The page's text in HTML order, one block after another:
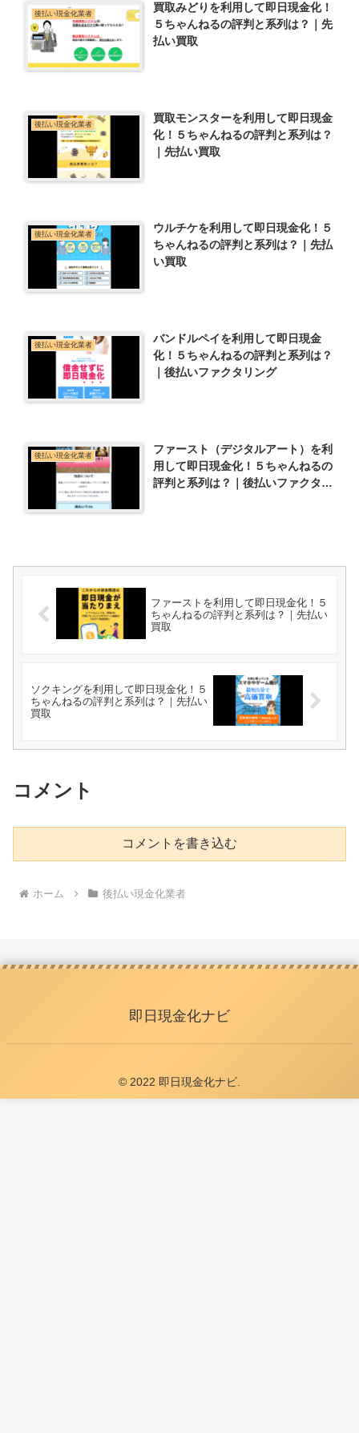
後払い現金化業者
買取みどりを利用して即日現金化！
５ちゃんねるの評判と系列は？｜先
払い買取
後払い現金化業者
買取モンスターを利用して即日現金
化！５ちゃんねるの評判と系列は？
｜先払い買取
後払い現金化業者
ウルチケを利用して即日現金化！５
ちゃんねるの評判と系列は？｜先払
い買取
後払い現金化業者
バンドルペイを利用して即日現金
化！５ちゃんねるの評判と系列は？
｜後払いファクタリング
後払い現金化業者
ファースト（デジタルアート）を利
用して即日現金化！５ちゃんねるの
評判と系列は？｜後払いファクタリ
ファーストを利用して即日現金化！５
ちゃんねるの評判と系列は？｜先払い
買取
ソクキングを利用して即日現金化！５
ちゃんねるの評判と系列は？｜先払い
買取
コメント
コメントを書き込む
ホーム 後払い現金化業者
即日現金化ナビ
© 2022 即日現金化ナビ.